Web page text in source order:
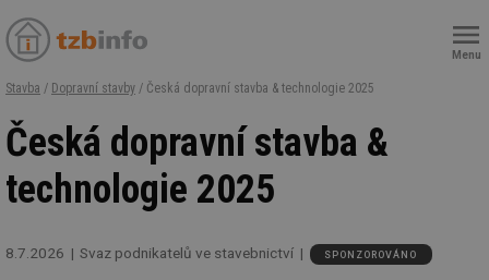
Menu
Stavba / Dopravní stavby / Česká dopravní stavba & technologie 2025
Česká dopravní stavba &
technologie 2025
8.7.2026 Svaz podnikatelů ve stavebnictví SPONZOROVÁNO